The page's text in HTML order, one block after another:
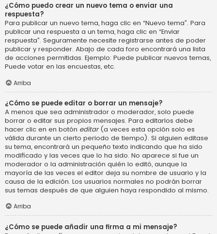
¿Cómo puedo crear un nuevo tema o enviar una
respuesta?
Para publicar un nuevo tema, haga clic en “Nuevo tema”. Para
publicar una respuesta a un tema, haga clic en “Enviar
respuesta”. Seguramente necesite registrarse antes de poder
publicar y responder. Abajo de cada foro encontrará una lista
de acciones permitidas. Ejemplo: Puede publicar nuevos temas,
Puede votar en las encuestas, etc.
Arriba
¿Cómo se puede editar o borrar un mensaje?
A menos que sea administrador o moderador, solo puede
borrar o editar sus propios mensajes. Para editarlos debe
hacer clic en en botón editar(a veces esta opción solo es
válida durante un cierto periodo de tiempo). Si alguien editase
su tema, encontrará un pequeño texto indicando que ha sido
modificado y las veces que lo ha sido. No aparece si fue un
moderador o la administración quién lo editó, aunque la
mayoría de las veces el editor deja su nombre de usuario y la
causa de la edición. Los usuarios normales no podrán borrar
sus temas después de que alguien haya respondido al mismo.
Arriba
¿Cómo se puede añadir una firma a mi mensaje?